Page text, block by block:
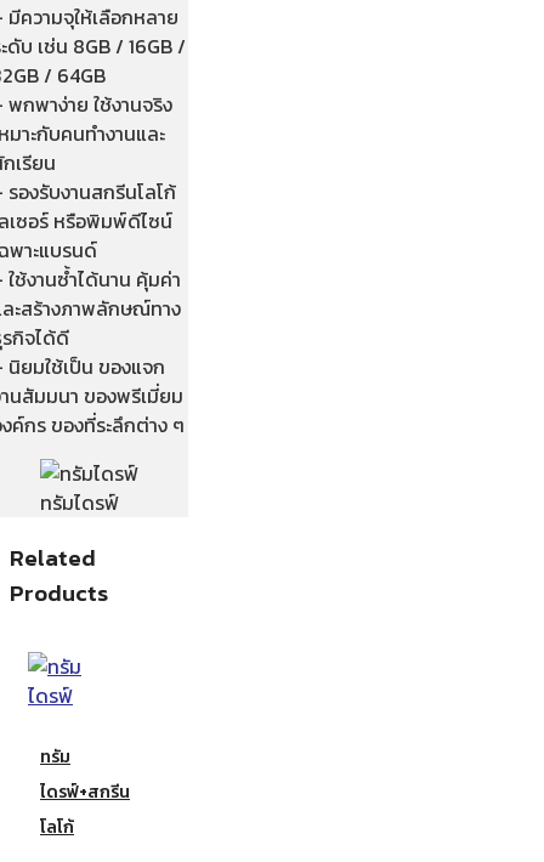
มีความจุให้เลือกหลาย
ดับ เช่น 8GB / 16GB /
/ 64GB
พกพาง่าย ใช้งานจริง
มาะกับคนทำงานและ
เรียน
รองรับงานสกรีนโลโก้
เซอร์ หรือพิมพ์ดีไซน์
พาะแบรนด์
ใช้งานซ้ำได้นาน คุ้มค่า
ะสร้างภาพลักษณ์ทาง
กิจได้ดี
นิยมใช้เป็น ของแจก
นสัมมนา ของพรีเมี่ยม
ค์กร ของที่ระลึกต่าง ๆ
ทรัมไดรฟ์
Related
Products
ทรัม
ไดรฟ์+สกรีน
โลโก้